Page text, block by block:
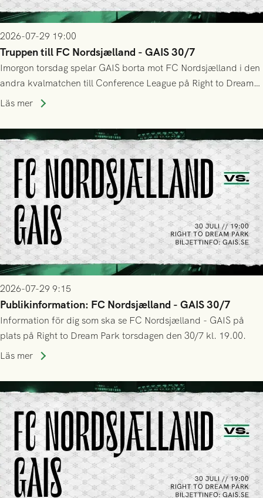
2026-07-29 19:00
Truppen till FC Nordsjælland - GAIS 30/7
Imorgon torsdag spelar GAIS borta mot FC Nordsjælland i den
andra kvalmatchen till Conference League på Right to Dream
Park! Fredrik Holmberg och ledarstaben har tagit ut följande
Läs mer
2026-07-29 9:15
Publikinformation: FC Nordsjælland - GAIS 30/7
Information för dig som ska se FC Nordsjælland - GAIS på
plats på Right to Dream Park torsdagen den 30/7 kl. 19.00.
Läs mer